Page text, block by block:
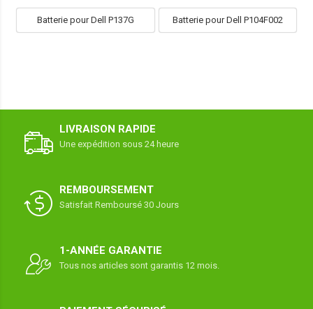
Batterie pour Dell P137G Batterie pour Dell P104F002
LIVRAISON RAPIDE
Une expédition sous 24 heure
REMBOURSEMENT
Satisfait Remboursé 30 Jours
1-ANNÉE GARANTIE
Tous nos articles sont garantis 12 mois.